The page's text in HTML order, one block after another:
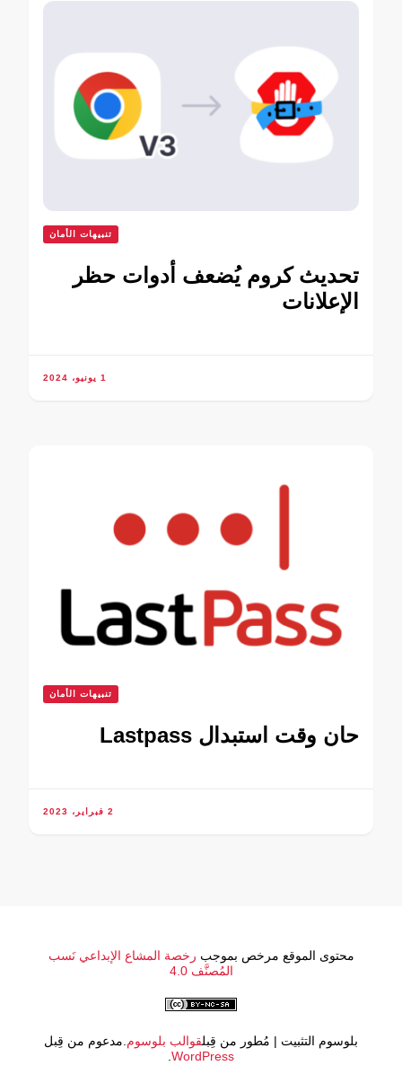
تنبيهات الأمان
تحديث كروم يُضعف أدوات حظر
الإعلانات
1 يونيو، 2024
تنبيهات الأمان
حان وقت استبدال Lastpass
2 فبراير، 2023
محتوى الموقع مرخص بموجب رخصة المشاع الإبداعي نَسب
المُصنَّف 4.0
بلوسوم التثبيت | مُطور من قِبلقوالب بلوسوم .مدعوم من قِبل
WordPress